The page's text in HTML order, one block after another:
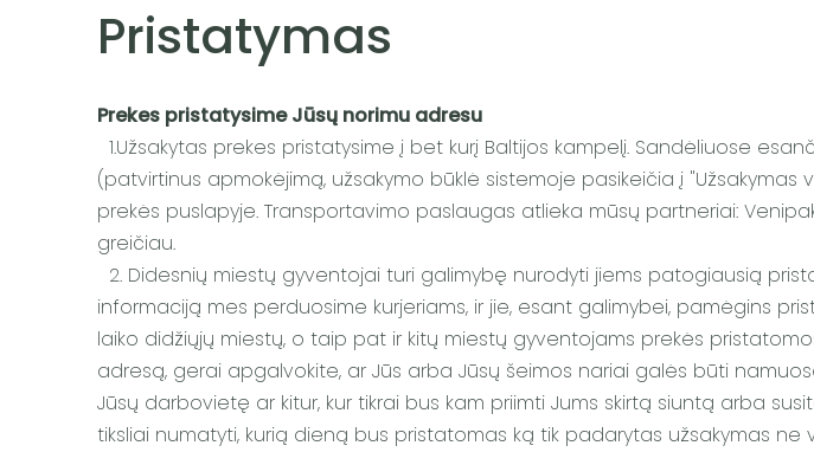
Pristatymas
Prekes pristatysime Jūsų norimu adresu
1.Užsakytas prekes pristatysime į bet kurį Baltijos kampelį. Sandėliuose
(patvirtinus apmokėjimą, užsakymo būklė sistemoje pasikeičia į "Užsakymas
prekės puslapyje. Transportavimo paslaugas atlieka mūsų partneriai:
greičiau.
2. Didesnių miestų gyventojai turi galimybę nurodyti jiems patogiausią
informaciją mes perduosime kurjeriams, ir jie, esant galimybei, pamėgins
laiko didžiųjų miestų, o taip pat ir kitų miestų gyventojams prekės
adresą, gerai apgalvokite, ar Jūs arba Jūsų šeimos nariai galės būti
Jūsų darbovietę ar kitur, kur tikrai bus kam priimti Jums skirtą siuntą arba
tiksliai numatyti, kurią dieną bus pristatomas ką tik padarytas užsakymas